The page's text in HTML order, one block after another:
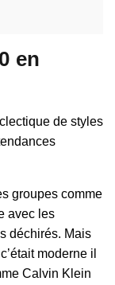
en
de styles
groupes comme
avec les
déchirés. Mais
moderne il
Calvin Klein